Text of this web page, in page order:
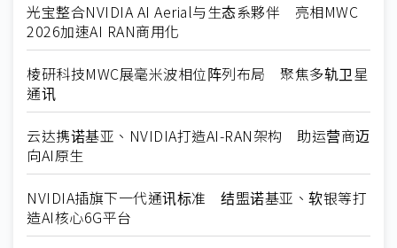
光宝整合NVIDIA AI Aerial与生态系夥伴 亮相MWC
2026加速AI RAN商用化
棱研科技MWC展毫米波相位阵列布局 聚焦多轨卫星
通讯
云达携诺基亚、NVIDIA打造AI-RAN架构 助运营商迈
向AI原生
NVIDIA插旗下一代通讯标准 结盟诺基亚、软银等打
造AI核心6G平台